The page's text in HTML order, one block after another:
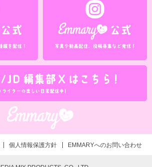
個人情報保護方針 EMMARYへのお問い合わせ